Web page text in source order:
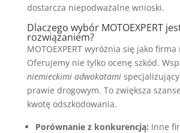
dostarcza niepodważalne wnioski.
Dlaczego wybór MOTOEXPERT
rozwiązaniem?
MOTOEXPERT wyróżnia się jako
Oferujemy nie tylko ocenę szkód.
niemieckimi adwokatami
prawie drogowym. To zwiększa
kwotę odszkodowania.
Porównanie z konkurencją: Inne